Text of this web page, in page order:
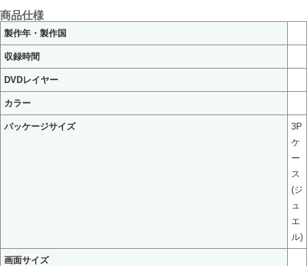
商品仕様
製作年・製作国
収録時間
DVDレイヤー
カラー
パッケージサイズ
3P
ケ
ー
ス
(ジ
ュ
エ
ル)
画面サイズ